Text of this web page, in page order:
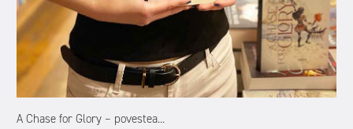
A Chase for Glory – povestea...